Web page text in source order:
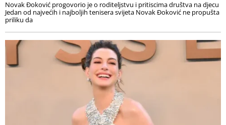
Novak Đoković progovorio je o roditeljstvu i pritiscima društva na djecu
Jedan od najvećih i najboljih tenisera svijeta Novak Đoković ne propušta
priliku da